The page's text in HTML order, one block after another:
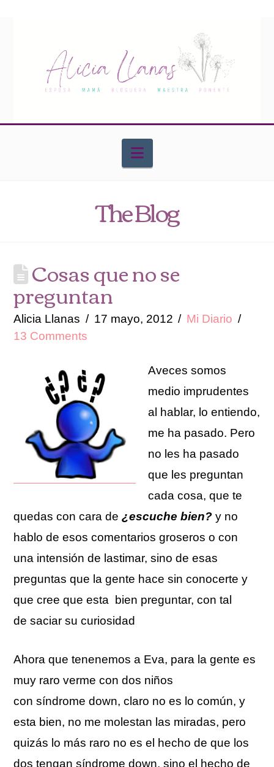
Navigation
The Blog
Cosas que no se
preguntan
Alicia Llanas 17 mayo, 2012
Mi Diario
13 Comments
Aveces somos
medio imprudentes
al hablar, lo entiendo,
me ha pasado. Pero
no les ha pasado
que les preguntan
cada cosa, que te
quedas con cara de¿escuche bien?y no
hablo de esos comentarios groseros o con
una intensión de lastimar, sino de esas
preguntas que la gente hace sin conocerte y
que cree que esta bien preguntar, con tal
de saciar su curiosidad
Ahora que tenenemos a Eva, para la gente es
muy raro verme con dos niños
con síndrome down, claro no es lo común, y
esta bien, no me molestan las miradas, pero
quizás lo más raro no es el hecho de que los
dos tengan síndrome down, sino el hecho de